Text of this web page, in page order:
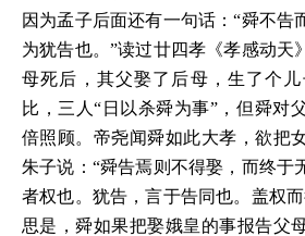
因为孟子后面还有一句话：“舜不告
为犹告也。”读过廿四孝《孝感动天
母死后，其父娶了后母，生了个
比，三人“日以杀舜为事”，但舜对
倍照顾。帝尧闻舜如此大孝，欲把
朱子说：“舜告焉则不得娶，而终于
者权也。犹告，言于告同也。盖权
思是，舜如果把娶娥皇的事报告父